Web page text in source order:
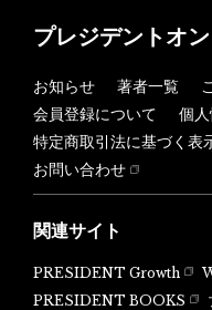
プレジデントオ
お知らせ 著者一覧
会員登録について
個
特定商取引法に基づく表
お問い合わせ
関連サイト
PRESIDENT Growth
PRESIDENT BOOKS